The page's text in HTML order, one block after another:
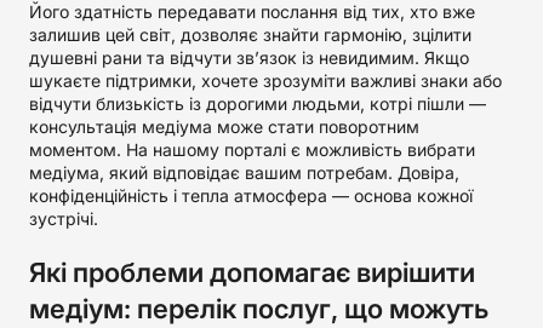
Його здатність передавати послання від тих, хто вже
залишив цей світ, дозволяє знайти гармонію, зцілити
душевні рани та відчути зв’язок із невидимим. Якщо
шукаєте підтримки, хочете зрозуміти важливі знаки або
відчути близькість із дорогими людьми, котрі пішли —
консультація медіума може стати поворотним
моментом. На нашому порталі є можливість вибрати
медіума, який відповідає вашим потребам. Довіра,
конфіденційність і тепла атмосфера — основа кожної
зустрічі.
Які проблеми допомагає вирішити
медіум: перелік послуг, що можуть